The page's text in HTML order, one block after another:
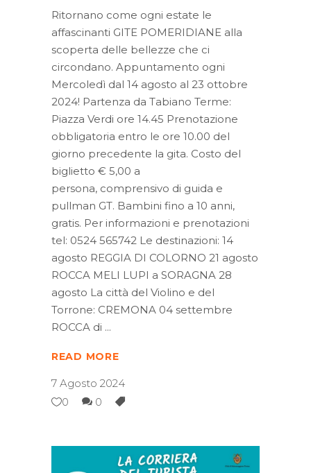
Ritornano come ogni estate le
affascinanti GITE POMERIDIANE alla
scoperta delle bellezze che ci
circondano. Appuntamento ogni
Mercoledì dal 14 agosto al 23 ottobre
2024! Partenza da Tabiano Terme:
Piazza Verdi ore 14.45 Prenotazione
obbligatoria entro le ore 10.00 del
giorno precedente la gita. Costo del
biglietto € 5,00 a
persona, comprensivo di guida e
pullman GT. Bambini fino a 10 anni,
gratis. Per informazioni e prenotazioni
tel: 0524 565742 Le destinazioni: 14
agosto REGGIA DI COLORNO 21 agosto
ROCCA MELI LUPI a SORAGNA 28
agosto La città del Violino e del
Torrone: CREMONA 04 settembre
ROCCA di
READ MORE
7 Agosto 2024
0
0